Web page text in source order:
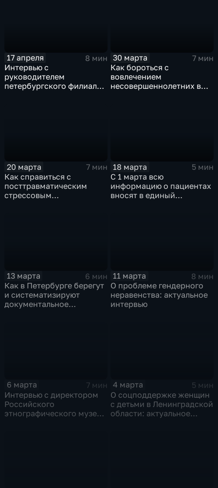
17 апреля
8 мин
Интервью с
руководителем
петербургского филиала
30 марта
7 мин
Как бороться с
вовлечением
несовершеннолетних в
20 марта
7 мин
Как справиться с
посттравматическим
стрессовым
18 марта
5 мин
С 1 марта всю
информацию о пациентах
вносят в единый
13 марта
6 мин
Как в Петербурге берегут
и систематизируют
документальное
11 марта
8 мин
О проблеме гендерного
неравенства: актуальное
интервью
6 марта
7 мин
Интервью с директором
Российского
этнографического музея
4 марта
5 мин
О соцподдержке женщин
с детьми в Ленинградской
области: актуальное